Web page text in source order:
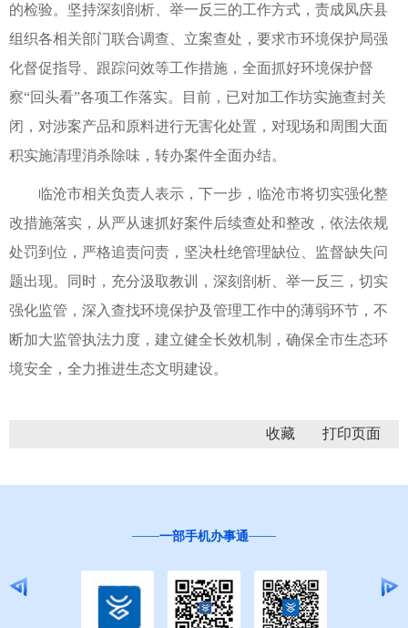
的检验。坚持深刻剖析、举一反三的工作方式，责成凤庆县
组织各相关部门联合调查、立案查处，要求市环境保护局强
化督促指导、跟踪问效等工作措施，全面抓好环境保护督
察“回头看”各项工作落实。目前，已对加工作坊实施查封关
闭，对涉案产品和原料进行无害化处置，对现场和周围大面
积实施清理消杀除味，转办案件全面办结。
临沧市相关负责人表示，下一步，临沧市将切实强化整
改措施落实，从严从速抓好案件后续查处和整改，依法依规
处罚到位，严格追责问责，坚决杜绝管理缺位、监督缺失问
题出现。同时，充分汲取教训，深刻剖析、举一反三，切实
强化监管，深入查找环境保护及管理工作中的薄弱环节，不
断加大监管执法力度，建立健全长效机制，确保全市生态环
境安全，全力推进生态文明建设。
收藏